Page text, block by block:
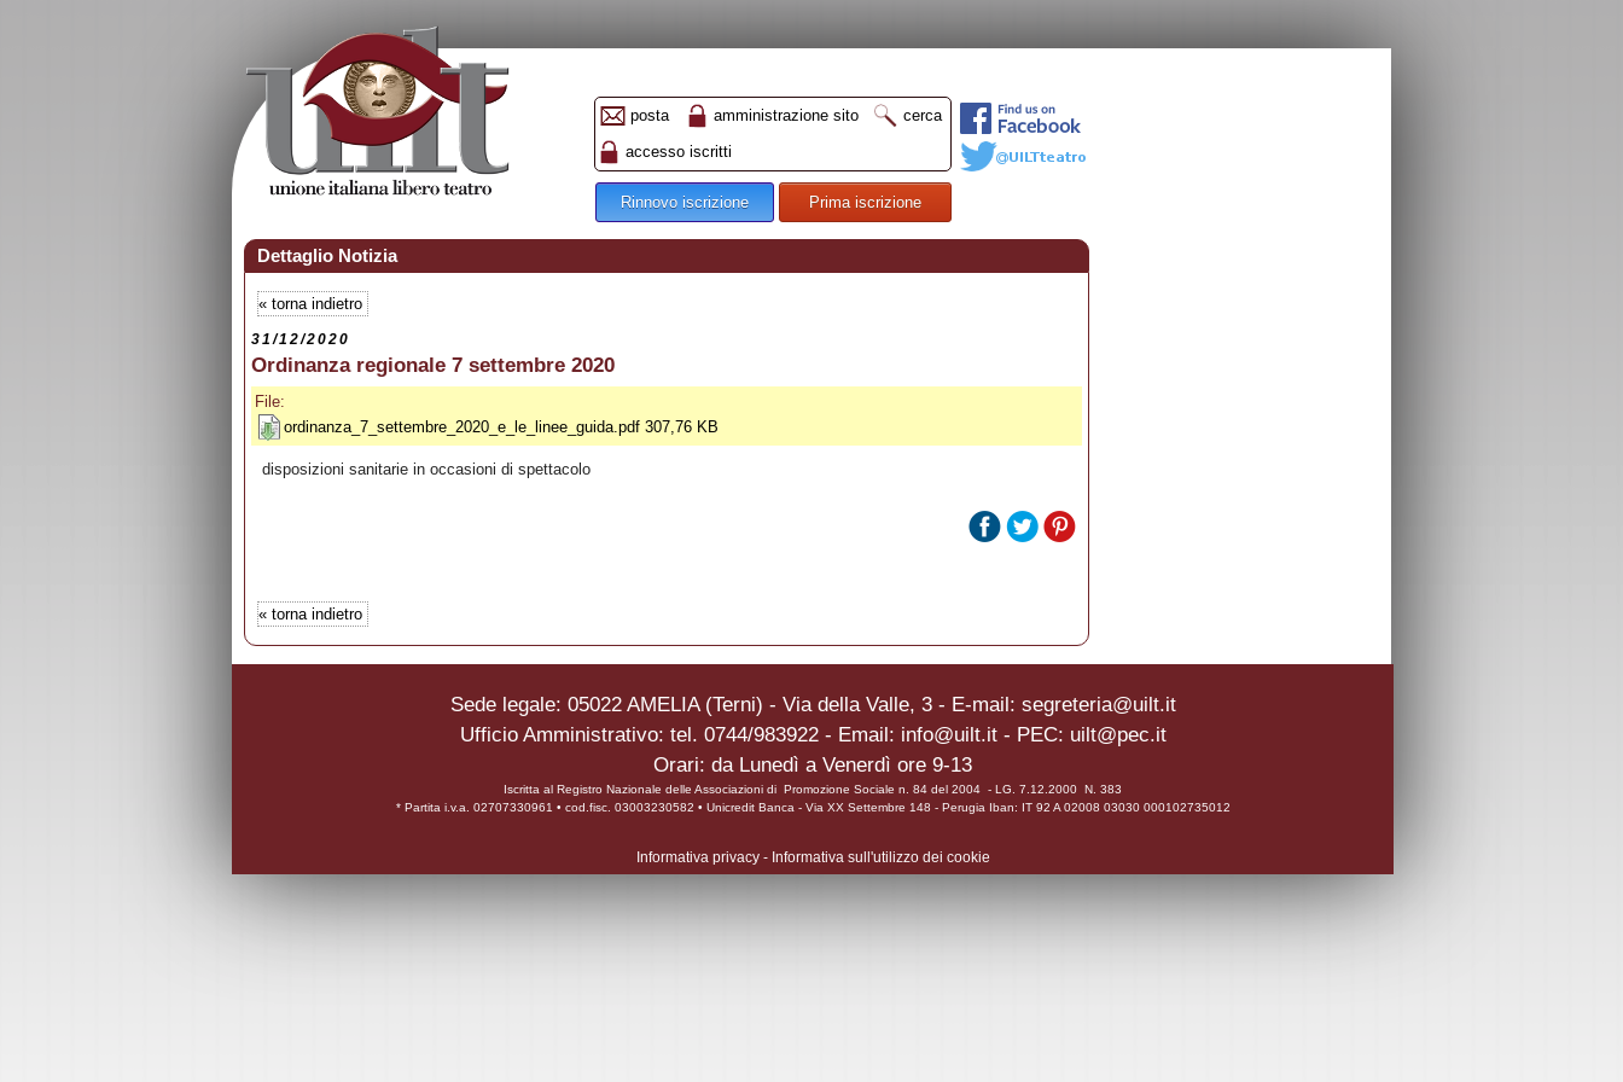
posta amministrazione sito
cerca
accesso iscritti
Rinnovo iscrizione Prima iscrizione
Dettaglio Notizia
« torna indietro
31/12/2020
Ordinanza regionale 7 settembre 2020
File:
ordinanza_7_settembre_2020_e_le_linee_guida.pdf 307,76 KB
disposizioni sanitarie in occasioni di spettacolo
« torna indietro
Sede legale: 05022 AMELIA (Terni) - Via della Valle, 3 - E-mail: segreteria@uilt.it
Ufficio Amministrativo: tel. 0744/983922 - Email: info@uilt.it - PEC: uilt@pec.it
Orari: da Lunedì a Venerdì ore 9-13
Iscritta al Registro Nazionale delle Associazioni di Promozione Sociale n. 84 del 2004 - LG. 7.12.2000 N. 383
* Partita i.v.a. 02707330961 • cod.fisc. 03003230582 • Unicredit Banca - Via XX Settembre 148 - Perugia Iban: IT 92 A 02008 03030 000102735012
Informativa privacy- Informativa sull'utilizzo dei cookie